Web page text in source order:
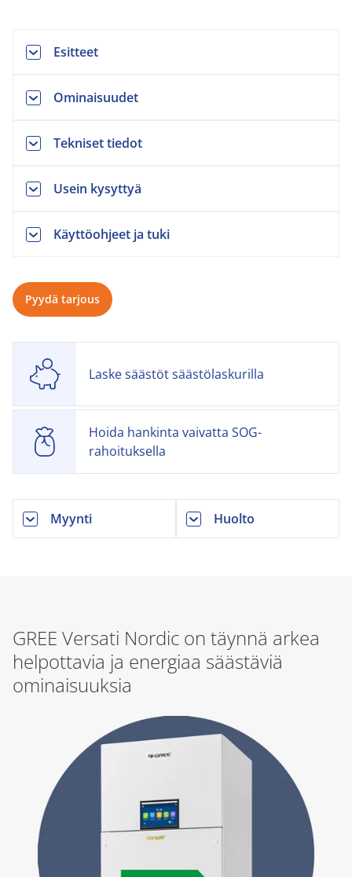
Esitteet
Ominaisuudet
Tekniset tiedot
Usein kysyttyä
Käyttöohjeet ja tuki
Pyydä tarjous
Laske säästöt säästölaskurilla
Hoida hankinta vaivatta SOG-
rahoituksella
Myynti Huolto
GREE Versati Nordic on täynnä arkea
helpottavia ja energiaa säästäviä
ominaisuuksia